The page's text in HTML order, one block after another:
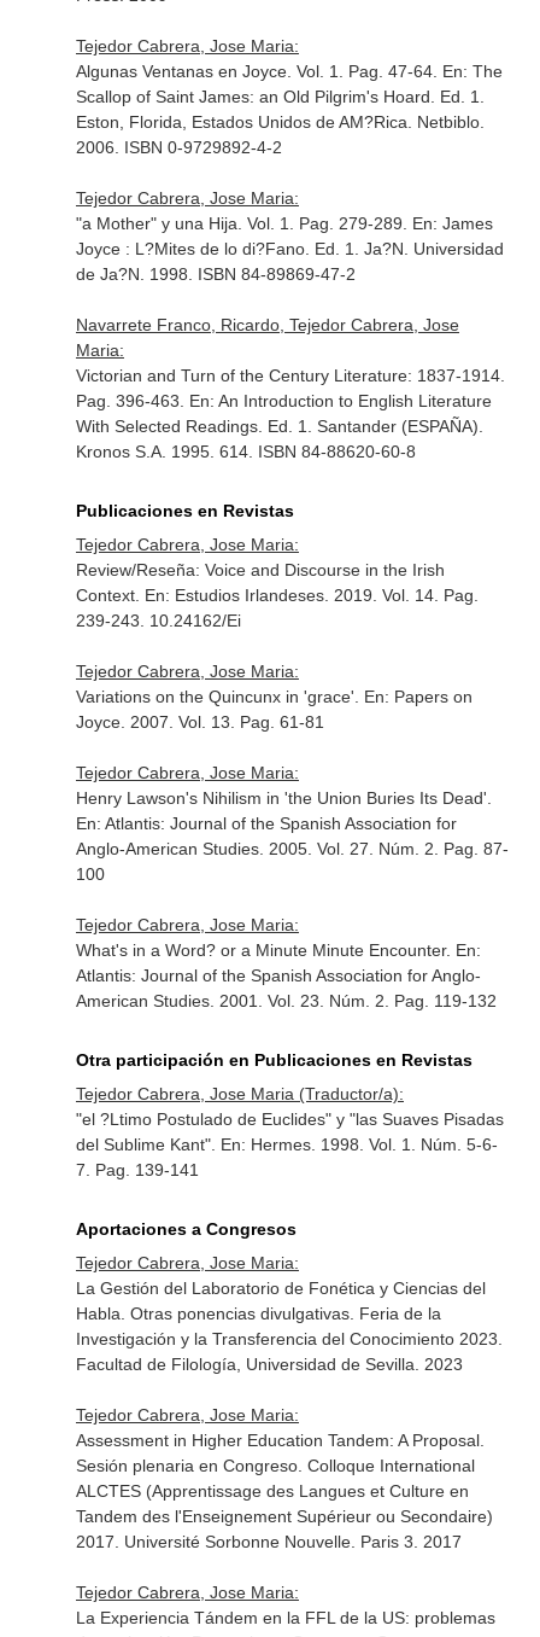
Tejedor Cabrera, Jose Maria:
Algunas Ventanas en Joyce. Vol. 1. Pag. 47-64. En: The
Scallop of Saint James: an Old Pilgrim's Hoard . Ed. 1.
Eston, Florida, Estados Unidos de AM?Rica. Netbiblo.
2006. ISBN 0-9729892-4-2
Tejedor Cabrera, Jose Maria:
"a Mother" y una Hija. Vol. 1. Pag. 279-289. En: James
Joyce : L?Mites de lo di?Fano. Ed. 1. Ja?N. Universidad
de Ja?N. 1998. ISBN 84-89869-47-2
Navarrete Franco, Ricardo, Tejedor Cabrera, Jose
Maria:
Victorian and Turn of the Century Literature: 1837-1914.
Pag. 396-463. En: An Introduction to English Literature
With Selected Readings. Ed. 1. Santander (ESPAÑA).
Kronos S.A. 1995. 614. ISBN 84-88620-60-8
Publicaciones en Revistas
Tejedor Cabrera, Jose Maria:
Review/Reseña: Voice and Discourse in the Irish
Context. En: Estudios Irlandeses. 2019. Vol. 14. Pag.
239-243. 10.24162/Ei
Tejedor Cabrera, Jose Maria:
Variations on the Quincunx in 'grace'. En: Papers on
Joyce. 2007. Vol. 13. Pag. 61-81
Tejedor Cabrera, Jose Maria:
Henry Lawson's Nihilism in 'the Union Buries Its Dead'.
En: Atlantis: Journal of the Spanish Association for
Anglo-American Studies. 2005. Vol. 27. Núm. 2. Pag. 87-
100
Tejedor Cabrera, Jose Maria:
What's in a Word? or a Minute Minute Encounter. En:
Atlantis: Journal of the Spanish Association for Anglo-
American Studies. 2001. Vol. 23. Núm. 2. Pag. 119-132
Otra participación en Publicaciones en Revistas
Tejedor Cabrera, Jose Maria (Traductor/a):
"el ?Ltimo Postulado de Euclides" y "las Suaves Pisadas
del Sublime Kant". En: Hermes. 1998. Vol. 1. Núm. 5-6-
7. Pag. 139-141
Aportaciones a Congresos
Tejedor Cabrera, Jose Maria:
La Gestión del Laboratorio de Fonética y Ciencias del
Habla. Otras ponencias divulgativas. Feria de la
Investigación y la Transferencia del Conocimiento 2023.
Facultad de Filología, Universidad de Sevilla. 2023
Tejedor Cabrera, Jose Maria:
Assessment in Higher Education Tandem: A Proposal.
Sesión plenaria en Congreso. Colloque International
ALCTES (Apprentissage des Langues et Culture en
Tandem des l'Enseignement Supérieur ou Secondaire)
2017. Université Sorbonne Nouvelle. Paris 3. 2017
Tejedor Cabrera, Jose Maria:
La Experiencia Tándem en la FFL de la US: problemas